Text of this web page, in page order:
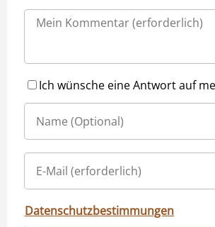
Ich wünsche eine Antwort auf
Datenschutzbestimmungen